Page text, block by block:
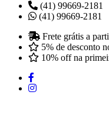
(41) 99669-2181
(41) 99669-2181
Frete grátis a
5% de desconto
10% off na